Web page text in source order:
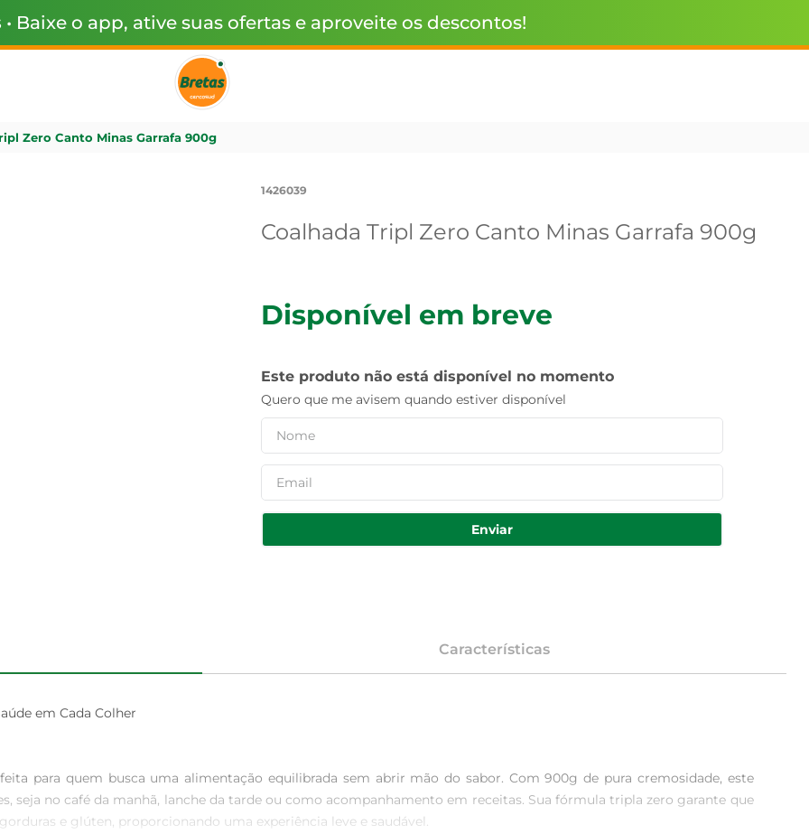
• Baixe o app, ative suas ofertas e aproveite os descontos!
Zero Canto Minas Garrafa 900g
1426039
Coalhada Tripl Zero Canto Minas Garrafa 900g
Disponível em breve
Este produto não está disponível no momento
Quero que me avisem quando estiver disponível
Enviar
Características
em Cada Colher
para quem busca uma alimentação equilibrada sem abrir mão do sabor. Com 900g de pura cremosidade, este
seja no café da manhã, lanche da tarde ou como acompanhamento em receitas. Sua fórmula tripla zero garante que
e glúten, proporcionando uma experiência leve e saudável.